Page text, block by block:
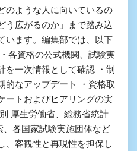
のような人に向いているの
う広がるのか」まで踏み込
います。編集部では、以下
各資格の公式機関、試験実
を一次情報として確認 ・制
的なアップデート ・資格取
ートおよびヒアリングの実
厚生労働省、総務省統計
、各国家試験実施団体など
、客観性と再現性を担保し